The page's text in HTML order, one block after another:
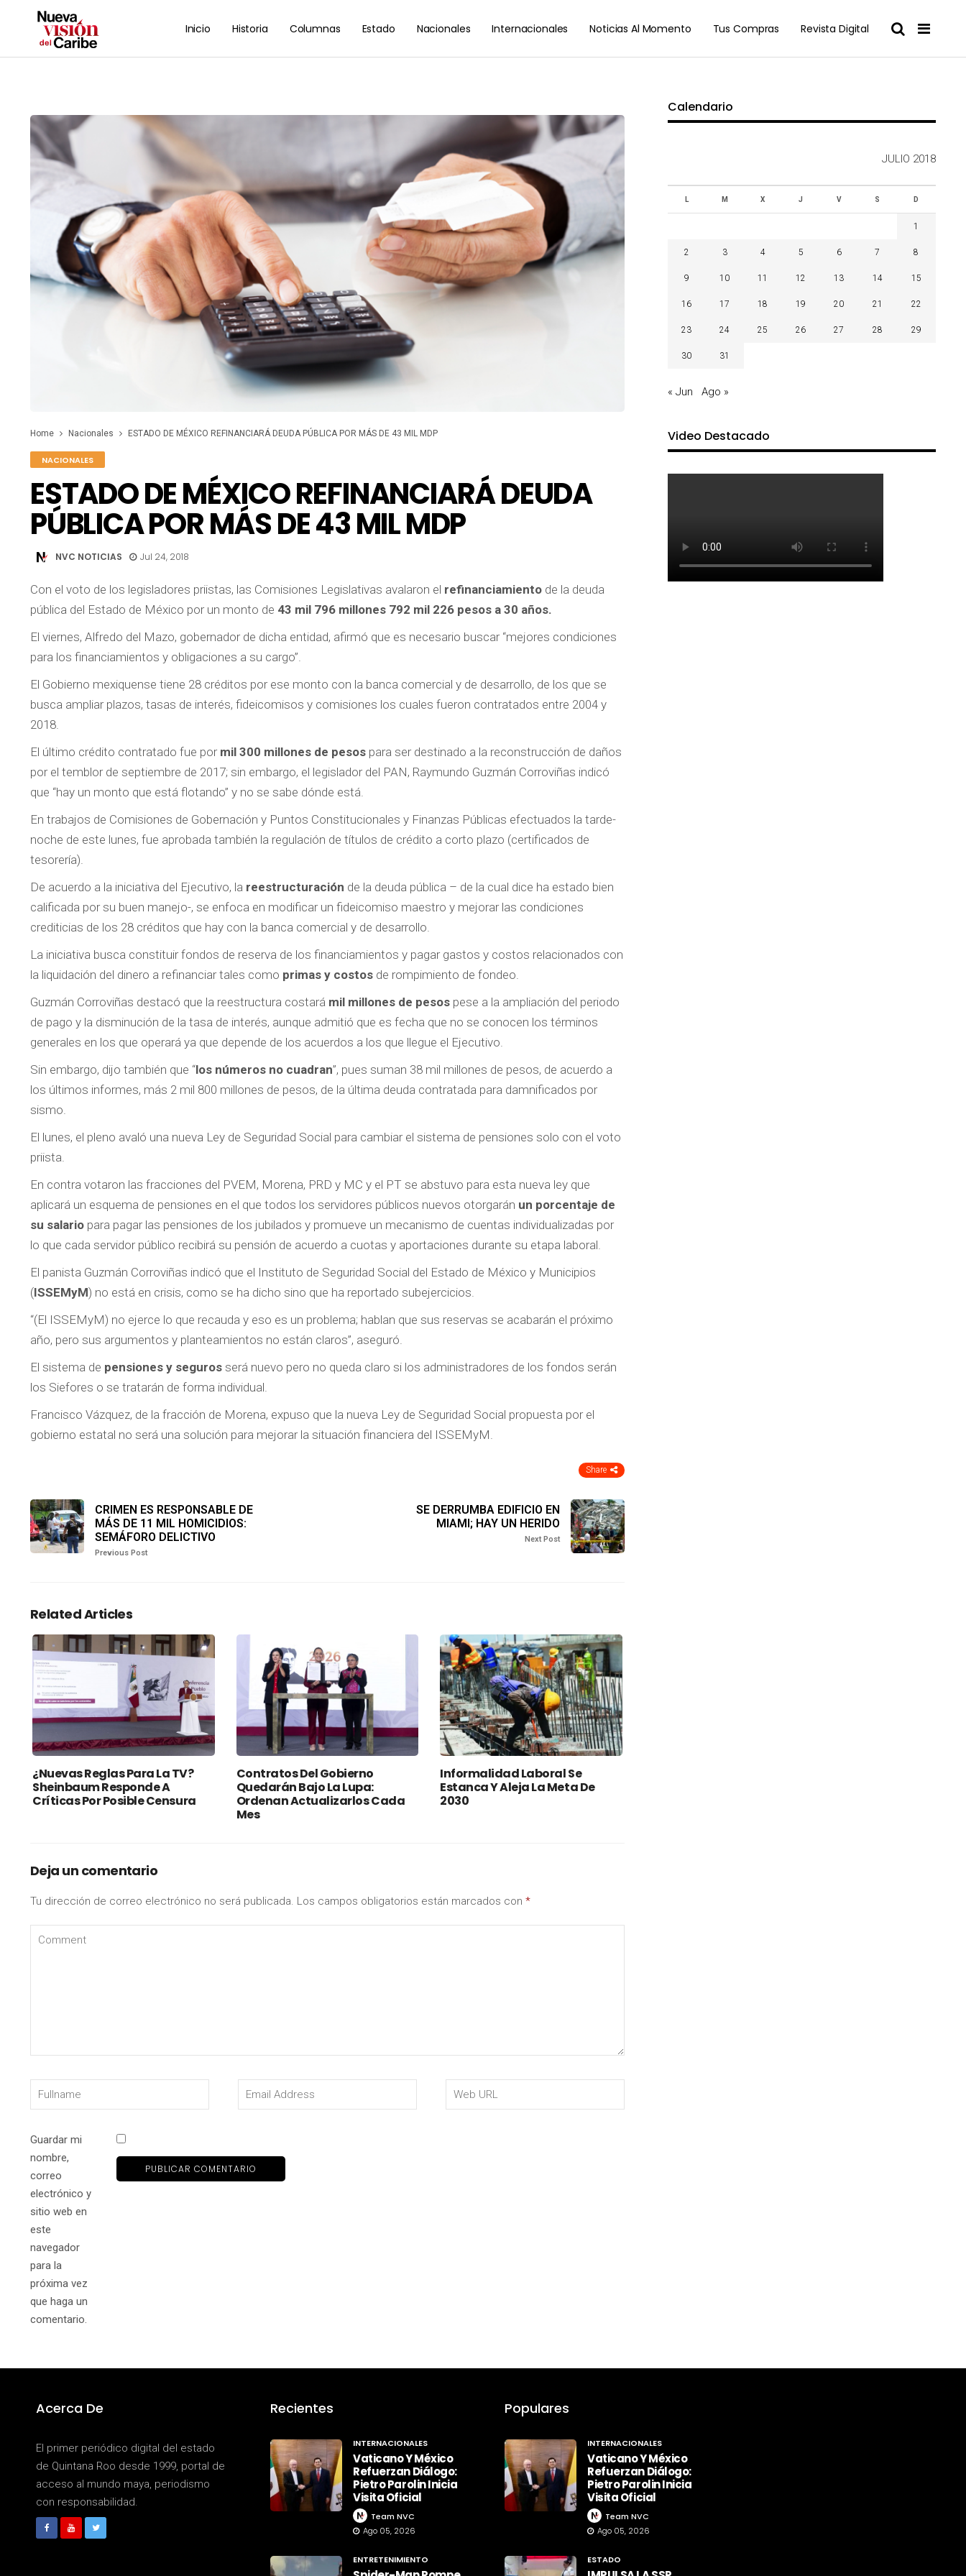
Inicio Historia Columnas Estado Nacionales Internacionales Noticias Al Momento Tus Compras Revista Digital
Home Nacionales ESTADO DE MÉXICO REFINANCIARÁ DEUDA PÚBLICA POR MÁS DE 43 MIL MDP
NACIONALES
ESTADO DE MÉXICO REFINANCIARÁ DEUDA
PÚBLICA POR MÁS DE 43 MIL MDP
NVC NOTICIAS Jul 24, 2018
Con el voto de los legisladores priistas, las Comisiones Legislativas avalaron el refinanciamiento de la deuda
pública del Estado de México por un monto de 43 mil 796 millones 792 mil 226 pesos a 30 años.
El viernes, Alfredo del Mazo, gobernador de dicha entidad, afirmó que es necesario buscar “mejores condiciones
para los financiamientos y obligaciones a su cargo”.
El Gobierno mexiquense tiene 28 créditos por ese monto con la banca comercial y de desarrollo, de los que se
busca ampliar plazos, tasas de interés, fideicomisos y comisiones los cuales fueron contratados entre 2004 y
2018.
El último crédito contratado fue por mil 300 millones de pesos para ser destinado a la reconstrucción de daños
por el temblor de septiembre de 2017; sin embargo, el legislador del PAN, Raymundo Guzmán Corroviñas indicó
que “hay un monto que está flotando” y no se sabe dónde está.
En trabajos de Comisiones de Gobernación y Puntos Constitucionales y Finanzas Públicas efectuados la tarde-
noche de este lunes, fue aprobada también la regulación de títulos de crédito a corto plazo (certificados de
tesorería).
De acuerdo a la iniciativa del Ejecutivo, la reestructuración de la deuda pública – de la cual dice ha estado bien
calificada por su buen manejo-, se enfoca en modificar un fideicomiso maestro y mejorar las condiciones
crediticias de los 28 créditos que hay con la banca comercial y de desarrollo.
La iniciativa busca constituir fondos de reserva de los financiamientos y pagar gastos y costos relacionados con
la liquidación del dinero a refinanciar tales como primas y costos de rompimiento de fondeo.
Guzmán Corroviñas destacó que la reestructura costará mil millones de pesos pese a la ampliación del periodo
de pago y la disminución de la tasa de interés, aunque admitió que es fecha que no se conocen los términos
generales en los que operará ya que depende de los acuerdos a los que llegue el Ejecutivo.
Sin embargo, dijo también que “los números no cuadran”, pues suman 38 mil millones de pesos, de acuerdo a
los últimos informes, más 2 mil 800 millones de pesos, de la última deuda contratada para damnificados por
sismo.
El lunes, el pleno avaló una nueva Ley de Seguridad Social para cambiar el sistema de pensiones solo con el voto
priista.
En contra votaron las fracciones del PVEM, Morena, PRD y MC y el PT se abstuvo para esta nueva ley que
aplicará un esquema de pensiones en el que todos los servidores públicos nuevos otorgarán un porcentaje de
su salario para pagar las pensiones de los jubilados y promueve un mecanismo de cuentas individualizadas por
lo que cada servidor público recibirá su pensión de acuerdo a cuotas y aportaciones durante su etapa laboral.
El panista Guzmán Corroviñas indicó que el Instituto de Seguridad Social del Estado de México y Municipios
(ISSEMyM) no está en crisis, como se ha dicho sino que ha reportado subejercicios.
“(El ISSEMyM) no ejerce lo que recauda y eso es un problema; hablan que sus reservas se acabarán el próximo
año, pero sus argumentos y planteamientos no están claros”, aseguró.
El sistema de pensiones y seguros será nuevo pero no queda claro si los administradores de los fondos serán
los Siefores o se tratarán de forma individual.
Francisco Vázquez, de la fracción de Morena, expuso que la nueva Ley de Seguridad Social propuesta por el
gobierno estatal no será una solución para mejorar la situación financiera del ISSEMyM.
Share
CRIMEN ES RESPONSABLE DE
MÁS DE 11 MIL HOMICIDIOS:
SEMÁFORO DELICTIVO
Previous Post
SE DERRUMBA EDIFICIO EN
MIAMI; HAY UN HERIDO
Next Post
Related Articles
¿Nuevas Reglas Para La TV?
Sheinbaum Responde A
Críticas Por Posible Censura
Contratos Del Gobierno
Quedarán Bajo La Lupa:
Ordenan Actualizarlos Cada
Mes
Informalidad Laboral Se
Estanca Y Aleja La Meta De
2030
Deja un comentario
Tu dirección de correo electrónico no será publicada. Los campos obligatorios están marcados con *
Guardar mi
nombre,
correo
electrónico y
sitio web en
este
navegador
para la
próxima vez
que haga un
comentario.
Calendario
JULIO 2018
L M X J V S D
1
2 3 4 5 6 7 8
9 10 11 12 13 14 15
16 17 18 19 20 21 22
23 24 25 26 27 28 29
30 31
« Jun Ago »
Video Destacado
Acerca De
El primer periódico digital del estado
de Quintana Roo desde 1999, portal de
acceso al mundo maya, periodismo
con responsabilidad.
Recientes
INTERNACIONALES
Vaticano Y México
Refuerzan Diálogo:
Pietro Parolin Inicia
Visita Oficial
Team NVC
Ago 05, 2026
ENTRETENIMIENTO
Populares
INTERNACIONALES
Vaticano Y México
Refuerzan Diálogo:
Pietro Parolin Inicia
Visita Oficial
Team NVC
Ago 05, 2026
ESTADO